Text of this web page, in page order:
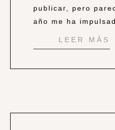
publicar, pero
año me ha
LEER MÁS